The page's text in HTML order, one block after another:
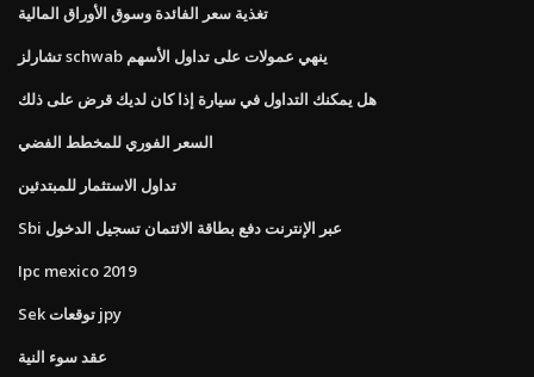
تغذية سعر الفائدة وسوق الأوراق المالية
تشارلز schwab ينهي عمولات على تداول الأسهم
هل يمكنك التداول في سيارة إذا كان لديك قرض على ذلك
السعر الفوري للمخطط الفضي
تداول الاستثمار للمبتدئين
Sbi عبر الإنترنت دفع بطاقة الائتمان تسجيل الدخول
Ipc mexico 2019
Sek توقعات jpy
عقد سوء النية